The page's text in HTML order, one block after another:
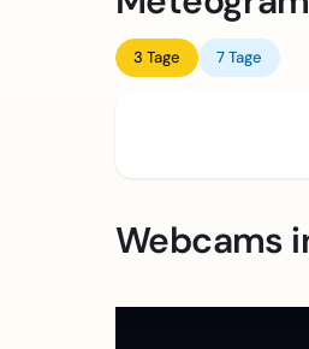
3 Tage 7 Tage
Webcams